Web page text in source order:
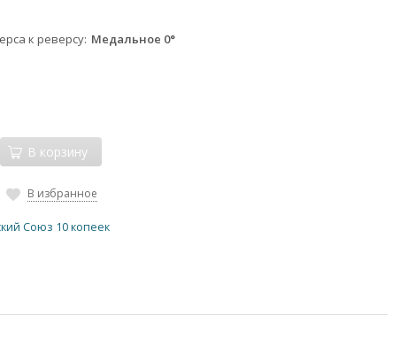
к реверсу Медальное 0°
В корзину
В избранное
Союз 10 копеек